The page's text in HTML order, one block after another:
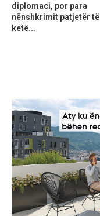
diplomaci, por para
nënshkrimit patjetër të
ketë...